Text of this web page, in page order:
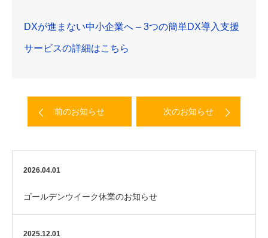
DXが進まない中小企業へ – 3つの簡単DX導入支援
サービスの詳細はこちら
前のお知らせ 次のお知らせ
2026.04.01
ゴールデンウイーク休業のお知らせ
2025.12.01